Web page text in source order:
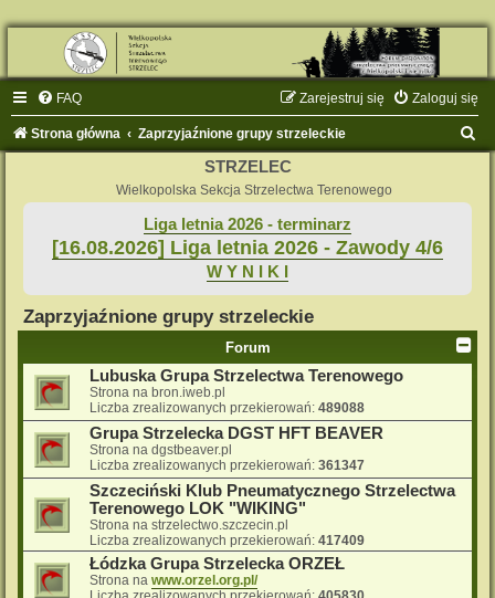
FAQ Zaloguj się
Zarejestruj się
Strona główna Zaprzyjaźnione grupy strzeleckie
STRZELEC
Wielkopolska Sekcja Strzelectwa Terenowego
Liga letnia 2026 - terminarz
[16.08.2026] Liga letnia 2026 - Zawody 4/6
W Y N I K I
Zaprzyjaźnione grupy strzeleckie
Forum
Lubuska Grupa Strzelectwa Terenowego
Strona na bron.iweb.pl
Liczba zrealizowanych przekierowań: 489088
Grupa Strzelecka DGST HFT BEAVER
Strona na dgstbeaver.pl
Liczba zrealizowanych przekierowań: 361347
Szczeciński Klub Pneumatycznego Strzelectwa
Terenowego LOK "WIKING"
Strona na strzelectwo.szczecin.pl
Liczba zrealizowanych przekierowań: 417409
Łódzka Grupa Strzelecka ORZEŁ
Strona na www.orzel.org.pl/